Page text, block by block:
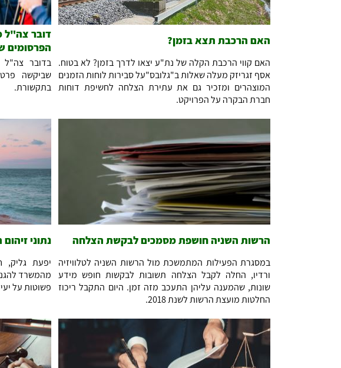
האם הרכבת תצא בזמן?
האם קווי הרכבת הקלה של נת"ע יצאו לדרך בזמן? לא בטוח.
אסף זגריזק מעלה שאלות ב"גלובס"על סבירות לוחות הזמנים
המוצהרים ומזכיר גם את עתירת הצלחה לחשיפת דוחות
חברת הבקרה על הפרויקט.
דובר צה"ל
הפרסומים
בדובר
שביקשה
בתקשורת.
הרשות השניה חושפת מסמכים לבקשת הצלחה
במסגרת הפעילות המתמשכת מול הרשות השניה לטלוויזיה
ורדיו, החלה לקבל הצלחה תשובות לבקשות חופש מידע
שונות, שהמענה עליהן התעכב מזה זמן. היום התקבל ריכוז
החלטות מועצת הרשות לשנת 2018.
נתוני
יפעת גליק,
מהמשרד
פשוטות על